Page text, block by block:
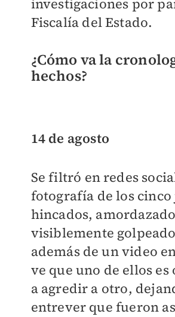
investigaciones por
Fiscalía del Estado.
¿Cómo va la
hechos?
14 de agosto
Se filtró en redes
fotografía de los cinco
hincados,
visiblemente
además de un video
ve que uno de ellos
a agredir a otro,
entrever que fueron